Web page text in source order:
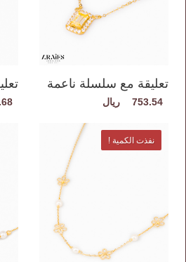
تعليقة مع سلسلة ناعمة
753.54
نفذت الكمية !